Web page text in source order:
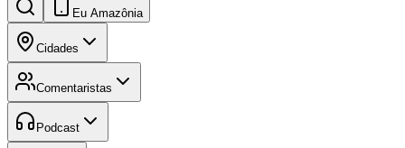
Eu Amazônia
Cidades
Comentaristas
Podcast